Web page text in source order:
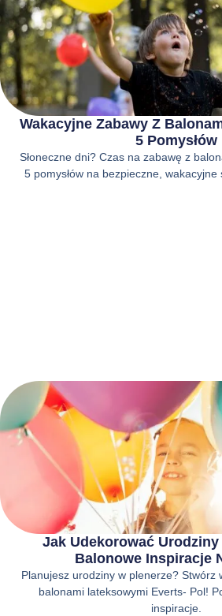
Wakacyjne Zabawy Z
5 Pomysłów
Słoneczne dni? Czas na zabawę z
5 pomysłów na bezpieczne, wakacyjne
Jak Udekorować Urodziny
Balonowe Inspiracje
Planujesz urodziny w plenerze? Stwórz
balonami lateksowymi Everts- Pol!
inspiracje.